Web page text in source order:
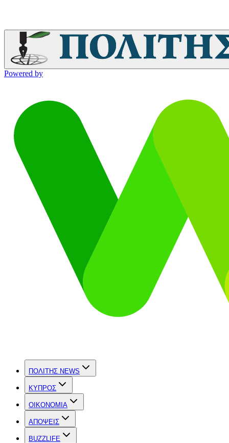
Powered by
ΠΟΛΙΤΗΣ NEWS
ΚΥΠΡΟΣ
OIKONOMIA
ΑΠΟΨΕΙΣ
BUZZLIFE